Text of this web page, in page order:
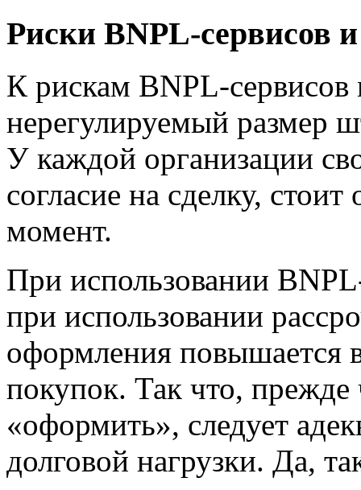
Риски BNPL-сервисов
К рискам BNPL-
нерегулируемый размер
У каждой организации
согласие на сделку, стоит
момент.
При использовании
при использовании
оформления повышается
покупок. Так что,
«оформить», следует
долговой нагрузки. Да,